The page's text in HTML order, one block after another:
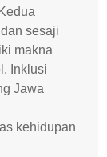
sesaji
makna
Inklusi
Jawa
kehidupan